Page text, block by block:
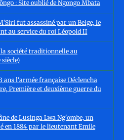
: Site oublié de Ngongo Mbata
fut assassiné par un Belge, le
au service du roi Léopold II
société traditionnelle au
ans l'armée française Déclencha
Première et deuxième guerre du
de Lusinga Lwa Ng'ombe, un
en 1884 par le lieutenant Emile